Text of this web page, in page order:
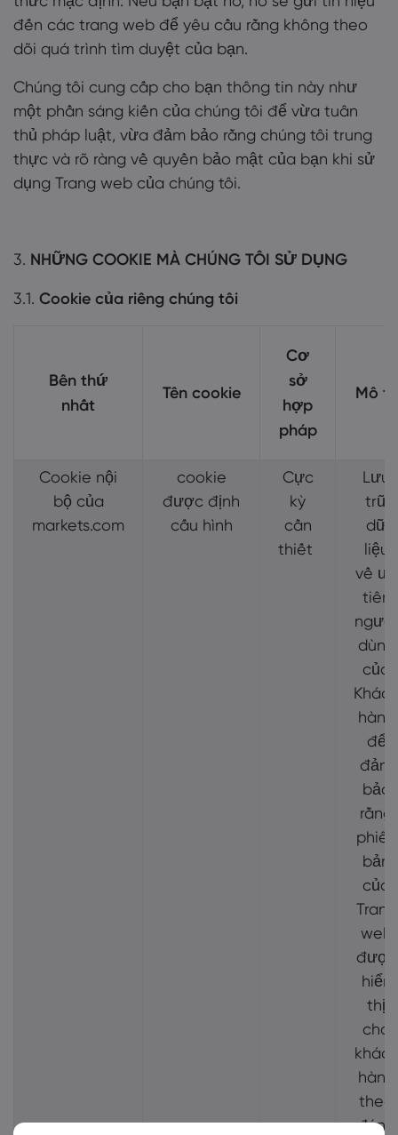
đến các trang web để yêu cầu rằng không theo
dõi quá trình tìm duyệt của bạn.
Chúng tôi cung cấp cho bạn thông tin này như
một phần sáng kiến của chúng tôi để vừa tuân
thủ pháp luật, vừa đảm bảo rằng chúng tôi trung
thực và rõ ràng về quyền bảo mật của bạn khi sử
dụng Trang web của chúng tôi.
3. NHỮNG COOKIE MÀ CHÚNG TÔI SỬ DỤNG
3.1. Cookie của riêng chúng tôi
Bên thứ
nhất
Tên cookie
Cơ
sở
hợp
pháp
Mô tả
Cookie nội
bộ của
markets.com
cookie
được định
cấu hình
Cực
kỳ
cần
thiết
Lưu
trữ
dữ
liệu
về ưu
tiên
người
dùng
của
Khách
hàng
để
đảm
bảo
rằng
phiên
bản
của
Trang
web
được
hiển
thị
cho
khách
hàng
theo
đúng